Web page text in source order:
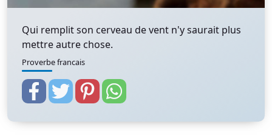
Qui remplit son cerveau de vent n'y saurait plus
mettre autre chose.
Proverbe francais